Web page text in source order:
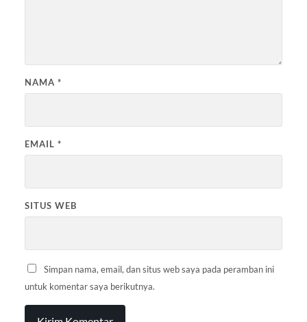
NAMA *
EMAIL *
SITUS WEB
Simpan nama, email, dan situs web saya pada peramban ini
untuk komentar saya berikutnya.